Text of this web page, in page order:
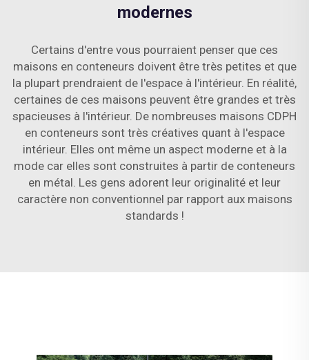
modernes
Certains d'entre vous pourraient penser que ces
maisons en conteneurs doivent être très petites et que
la plupart prendraient de l'espace à l'intérieur. En réalité,
certaines de ces maisons peuvent être grandes et très
spacieuses à l'intérieur. De nombreuses maisons CDPH
en conteneurs sont très créatives quant à l'espace
intérieur. Elles ont même un aspect moderne et à la
mode car elles sont construites à partir de conteneurs
en métal. Les gens adorent leur originalité et leur
caractère non conventionnel par rapport aux maisons
standards !